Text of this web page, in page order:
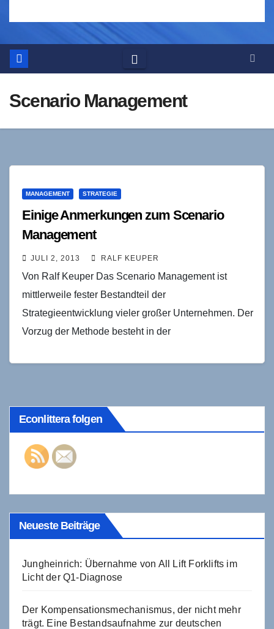
Scenario Management
MANAGEMENT STRATEGIE
Einige Anmerkungen zum Scenario
Management
JULI 2, 2013 RALF KEUPER
Von Ralf Keuper Das Scenario Management ist
mittlerweile fester Bestandteil der
Strategieentwicklung vieler großer Unternehmen. Der
Vorzug der Methode besteht in der
Econlittera folgen
Neueste Beiträge
Jungheinrich: Übernahme von All Lift Forklifts im
Licht der Q1-Diagnose
Der Kompensationsmechanismus, der nicht mehr
trägt. Eine Bestandsaufnahme zur deutschen